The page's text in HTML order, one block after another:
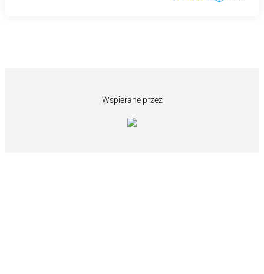
Wspierane przez